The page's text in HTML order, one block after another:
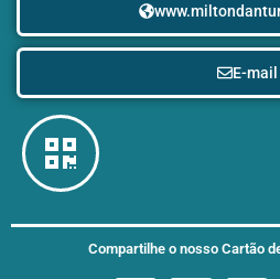
E-mail
Compartilhe o nosso Cartão